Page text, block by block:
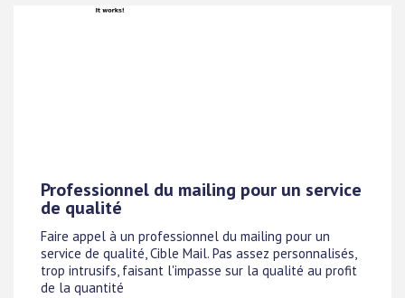
Professionnel du mailing pour un service
de qualité
Faire appel à un professionnel du mailing pour un
service de qualité, Cible Mail. Pas assez personnalisés,
trop intrusifs, faisant l'impasse sur la qualité au profit
de la quantité